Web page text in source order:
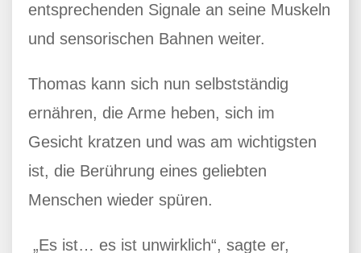
entsprechenden Signale an seine Muskeln
und sensorischen Bahnen weiter.
Thomas kann sich nun selbstständig
ernähren, die Arme heben, sich im
Gesicht kratzen und was am wichtigsten
ist, die Berührung eines geliebten
Menschen wieder spüren.
„Es ist… es ist unwirklich“, sagte er,